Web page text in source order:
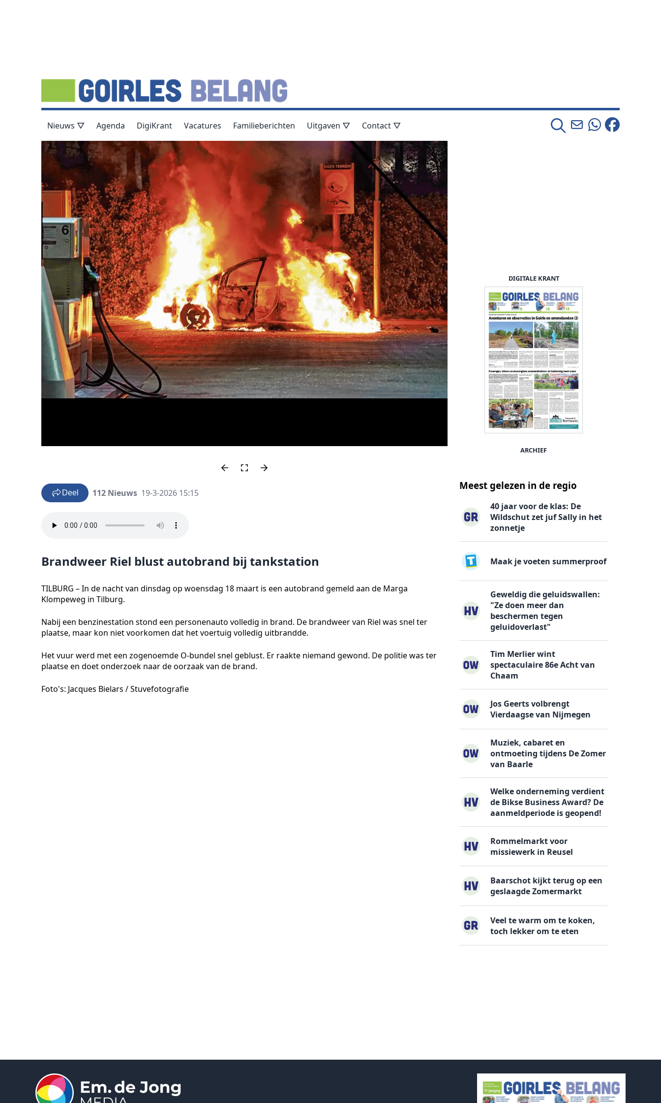
Nieuws ▽ Agenda DigiKrant Vacatures Familieberichten Uitgaven ▽ Contact ▽
Deel 112 Nieuws 19-3-2026 15:15
Brandweer Riel blust autobrand bij tankstation
TILBURG – In de nacht van dinsdag op woensdag 18 maart is een autobrand gemeld aan de Marga
Klompeweg in Tilburg.
Nabij een benzinestation stond een personenauto volledig in brand. De brandweer van Riel was snel ter
plaatse, maar kon niet voorkomen dat het voertuig volledig uitbrandde.
Het vuur werd met een zogenoemde O-bundel snel geblust. Er raakte niemand gewond. De politie was ter
plaatse en doet onderzoek naar de oorzaak van de brand.
Foto's: Jacques Bielars / Stuvefotografie
DIGITALE KRANT
ARCHIEF
Meest gelezen in de regio
40 jaar voor de klas: De
Wildschut zet juf Sally in het
zonnetje
Maak je voeten summerproof
Geweldig die geluidswallen:
"Ze doen meer dan
beschermen tegen
geluidoverlast"
Tim Merlier wint
spectaculaire 86e Acht van
Chaam
Jos Geerts volbrengt
Vierdaagse van Nijmegen
Muziek, cabaret en
ontmoeting tijdens De Zomer
van Baarle
Welke onderneming verdient
de Bikse Business Award? De
aanmeldperiode is geopend!
Rommelmarkt voor
missiewerk in Reusel
Baarschot kijkt terug op een
geslaagde Zomermarkt
Veel te warm om te koken,
toch lekker om te eten